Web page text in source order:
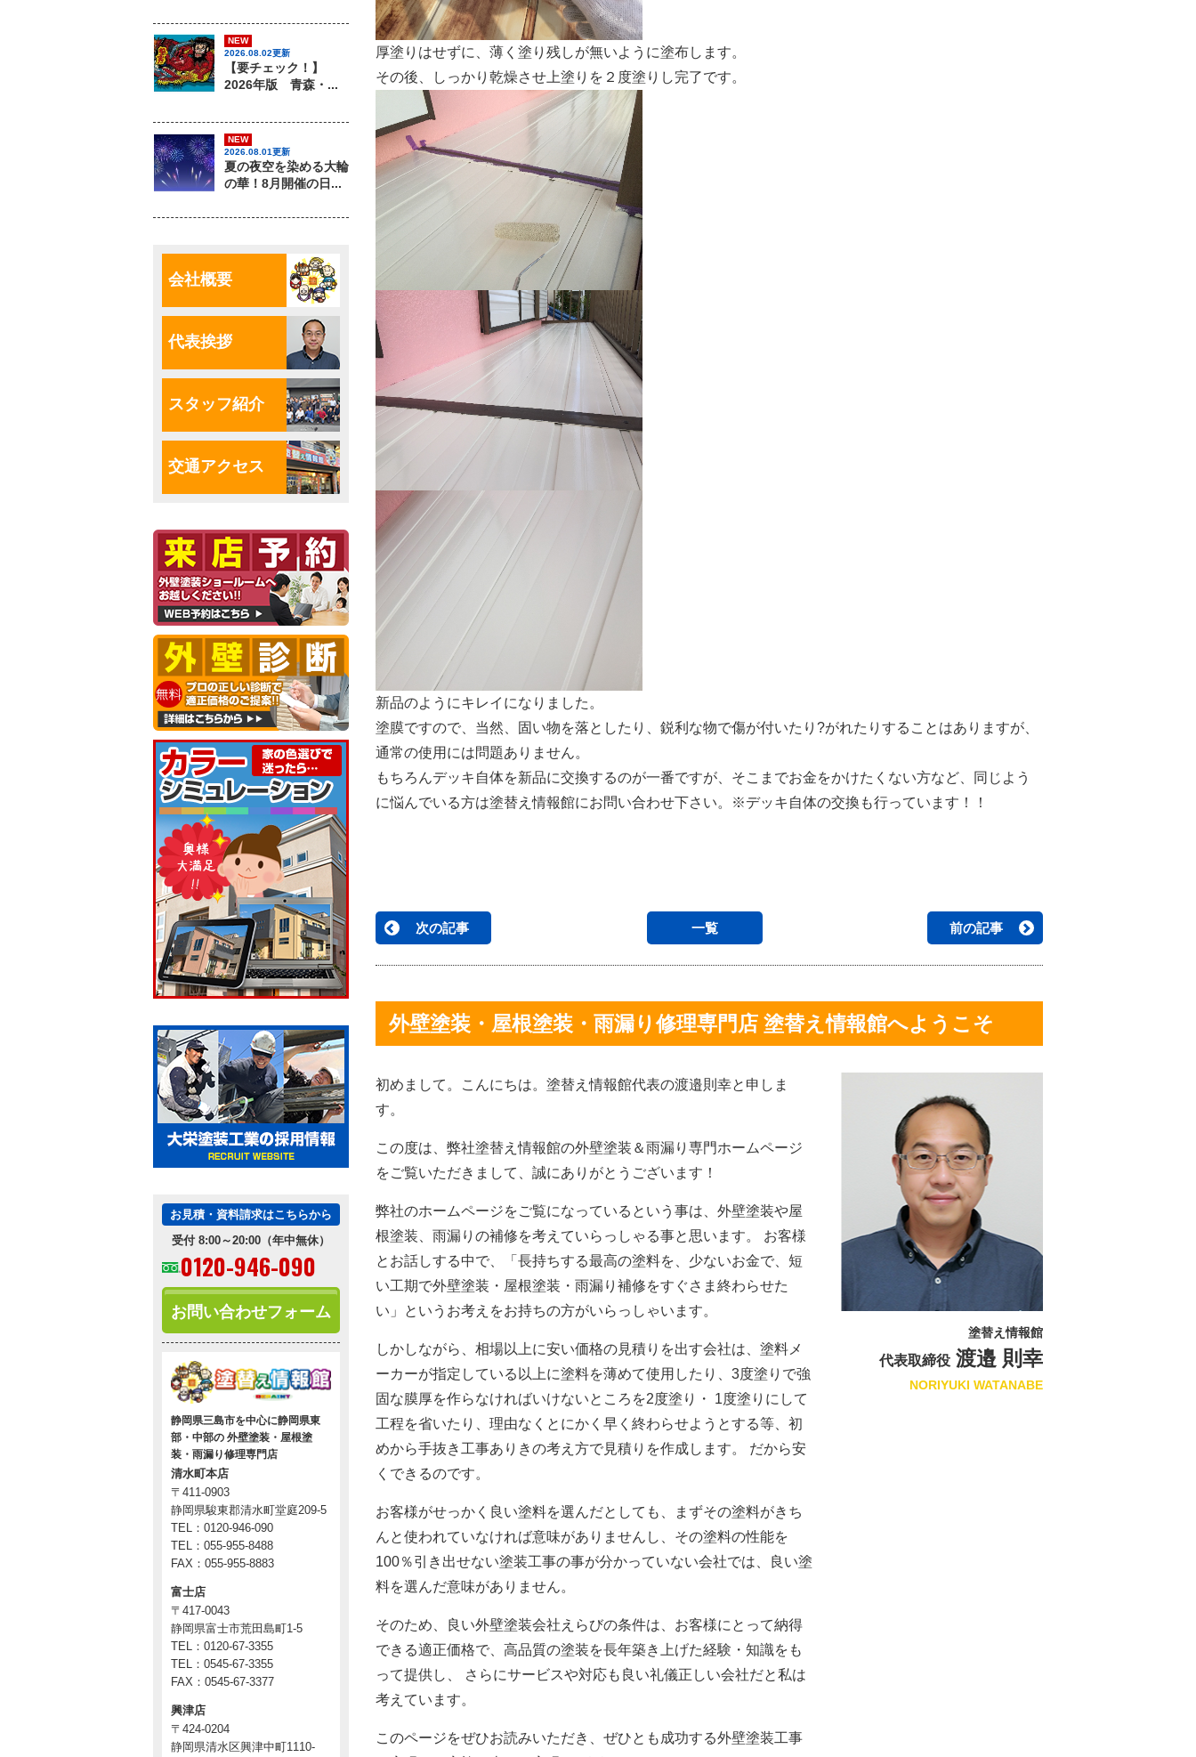
厚塗りはせずに、薄く塗り残しが無いように塗布します。
その後、しっかり乾燥させ上塗りを２度塗りし完了です。
新品のようにキレイになりました。
塗膜ですので、当然、固い物を落としたり、鋭利な物で傷が付いたり?がれたりすることはありますが、
通常の使用には問題ありません。
もちろんデッキ自体を新品に交換するのが一番ですが、そこまでお金をかけたくない方など、同じよう
に悩んでいる方は塗替え情報館にお問い合わせ下さい。※デッキ自体の交換も行っています！！
次の記事 一覧 前の記事
外壁塗装・屋根塗装・雨漏り修理専門店 塗替え情報館へようこそ
塗替え情報館
代表取締役 渡邉 則幸
NORIYUKI WATANABE
初めまして。こんにちは。塗替え情報館代表の渡邉則幸と申しま
す。
この度は、弊社塗替え情報館の外壁塗装＆雨漏り専門ホームページ
をご覧いただきまして、誠にありがとうございます！
弊社のホームページをご覧になっているという事は、外壁塗装や屋
根塗装、雨漏りの補修を考えていらっしゃる事と思います。 お客様
とお話しする中で、「長持ちする最高の塗料を、少ないお金で、短
い工期で外壁塗装・屋根塗装・雨漏り補修をすぐさま終わらせた
い」というお考えをお持ちの方がいらっしゃいます。
しかしながら、相場以上に安い価格の見積りを出す会社は、塗料メ
ーカーが指定している以上に塗料を薄めて使用したり、3度塗りで強
固な膜厚を作らなければいけないところを2度塗り・ 1度塗りにして
工程を省いたり、理由なくとにかく早く終わらせようとする等、初
めから手抜き工事ありきの考え方で見積りを作成します。 だから安
くできるのです。
お客様がせっかく良い塗料を選んだとしても、まずその塗料がきち
んと使われていなければ意味がありませんし、その塗料の性能を
100％引き出せない塗装工事の事が分かっていない会社では、良い塗
料を選んだ意味がありません。
そのため、良い外壁塗装会社えらびの条件は、お客様にとって納得
できる適正価格で、高品質の塗装を長年築き上げた経験・知識をも
って提供し、 さらにサービスや対応も良い礼儀正しい会社だと私は
考えています。
このページをぜひお読みいただき、ぜひとも成功する外壁塗装工事
NEW
2026.08.02更新
【要チェック！】
2026年版 青森・...
NEW
2026.08.01更新
夏の夜空を染める大輪
の華！8月開催の日...
会社概要
代表挨拶
スタッフ紹介
交通アクセス
お見積・資料請求はこちらから
受付 8:00～20:00（年中無休）
0120-946-090
お問い合わせフォーム
静岡県三島市を中心に静岡県東
部・中部の 外壁塗装・屋根塗
装・雨漏り修理専門店
清水町本店
〒411-0903
静岡県駿東郡清水町堂庭209-5
TEL：0120-946-090
TEL：055-955-8488
FAX：055-955-8883
富士店
〒417-0043
静岡県富士市荒田島町1-5
TEL：0120-67-3355
TEL：0545-67-3355
FAX：0545-67-3377
興津店
〒424-0204
静岡県清水区興津中町1110-